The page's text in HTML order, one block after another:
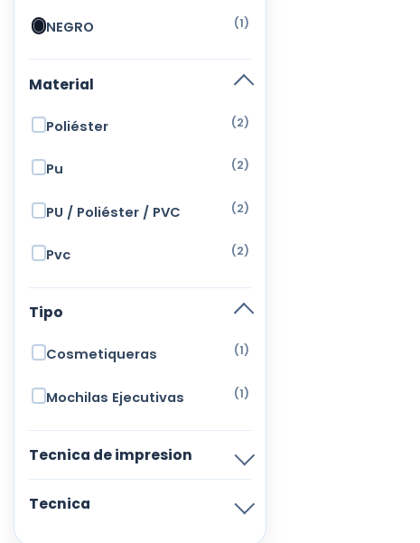
NEGRO (1)
Material
Poliéster (2)
Pu (2)
PU / Poliéster / PVC (2)
Pvc (2)
Tipo
Cosmetiqueras (1)
Mochilas Ejecutivas (1)
Tecnica de impresion
Tecnica